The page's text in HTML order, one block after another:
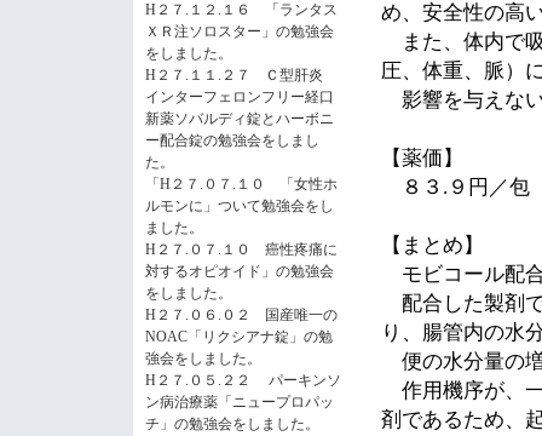
H２７.１２.１６ 「ランタス
ＸＲ注ソロスター」の勉強会
をしました。
H２７.１１.２７ Ｃ型肝炎
インターフェロンフリー経口
新薬ソバルディ錠とハーボニ
ー配合錠の勉強会をしまし
た。
「H２７.０７.１０ 「女性ホ
ルモンに」ついて勉強会をし
ました。
H２７.０７.１０ 癌性疼痛に
対するオピオイド」の勉強会
をしました。
H２７.０６.０２ 国産唯一の
NOAC「リクシアナ錠」の勉
強会をしました。
H２７.０５.２２ パーキンソ
ン病治療薬「ニュープロパッ
チ」の勉強会をしました。
め、安全性の高
また、体内で
圧、体重、脈）
影響を与えな
【薬価】
８３ . ９円／包
【まとめ】
モビコール配
配合した製剤
り、腸管内の水
便の水分量の
作用機序が、
剤であるため、